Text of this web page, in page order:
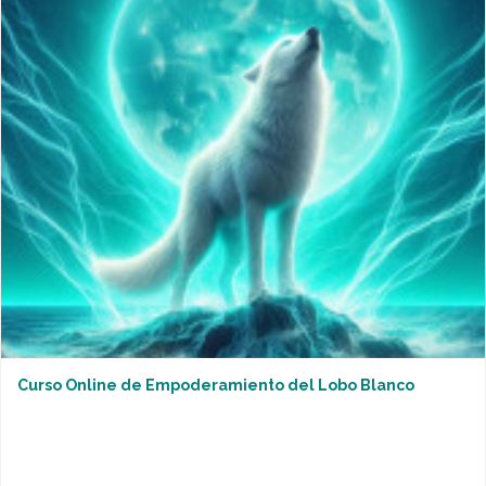
Curso Online de Empoderamiento del Lobo Blanco